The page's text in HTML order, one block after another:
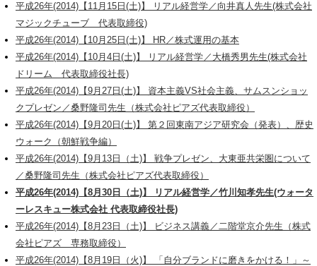
平成26年(2014)【11月15日(土)】 リアル経営学／向井真人先生(株式会社
マジックチューブ 代表取締役)
平成26年(2014)【10月25日(土)】 HR／株式運用の基本
平成26年(2014)【10月4日(土)】 リアル経営学／大橋秀男先生(株式会社
ドリーム 代表取締役社長)
平成26年(2014)【9月27日(土)】 資本主義VS社会主義、サムスンショッ
クプレゼン／桑野隆司先生（株式会社ピアズ代表取締役）
平成26年(2014)【9月20日(土)】 第２回東南アジア研究会（発表）、歴史
ウォーク（朝鮮戦争編）
平成26年(2014)【9月13日（土)】 戦争プレゼン、大東亜共栄圏について
／桑野隆司先生（株式会社ピアズ代表取締役）
平成26年(2014)【8月30日（土)】 リアル経営学／竹川知孝先生(ウォータ
ーレスキュー株式会社 代表取締役社長)
平成26年(2014)【8月23日（土)】 ビジネス講義／二階堂京介先生（株式
会社ピアズ 専務取締役）
平成26年(2014)【8月19日（火)】 「自分ブランドに磨きをかける！」～